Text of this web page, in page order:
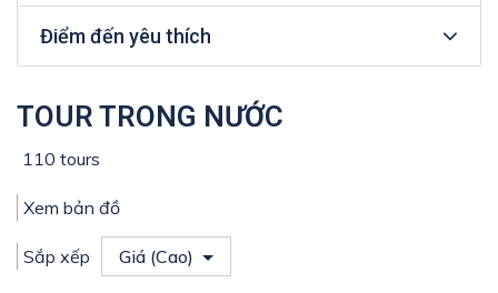
Điểm đến yêu thích
TOUR TRONG NƯỚC
110 tours
Xem bản đồ
Sắp xếp Giá (Cao)